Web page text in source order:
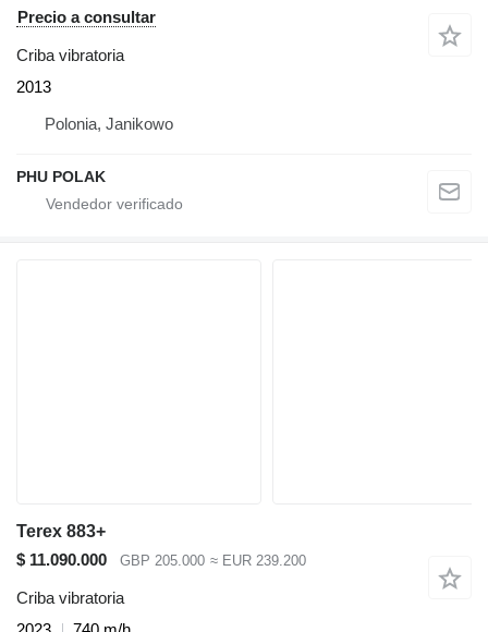
Precio a consultar
Criba vibratoria
2013
Polonia, Janikowo
PHU POLAK
Terex 883+
$ 11.090.000
GBP 205.000 ≈ EUR 239.200
Criba vibratoria